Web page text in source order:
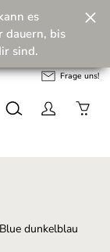
es
dauern, bis
sind.
Frage uns!